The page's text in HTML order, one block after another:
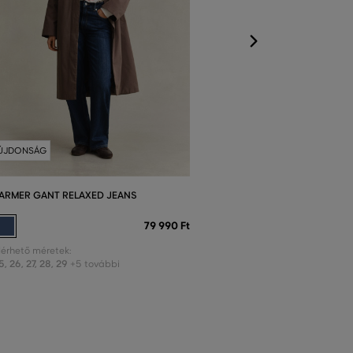
GANT RELAXED JEANS
79 990 Ft
méretek:
26 27, 28 29 +5 további